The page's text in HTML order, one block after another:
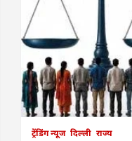
ट्रेंडिंग न्यूज दिल्ली राज्य